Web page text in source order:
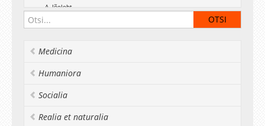
A. Jõeleht
Medicina
Humaniora
Socialia
Realia et naturalia